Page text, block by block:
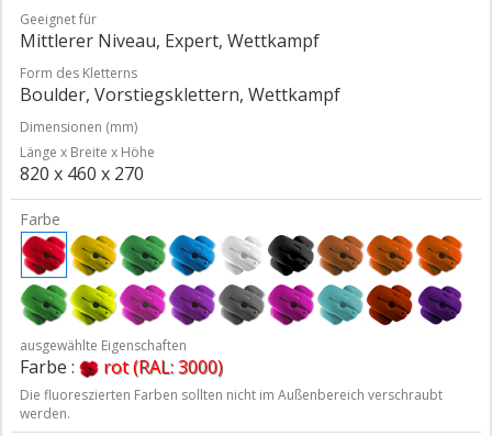
Geeignet für
Mittlerer Niveau, Expert, Wettkampf
Form des Kletterns
Boulder, Vorstiegsklettern, Wettkampf
Dimensionen (mm)
Länge x Breite x Höhe
820 x 460 x 270
Farbe
ausgewählte Eigenschaften
Farbe : rot (RAL: 3000)
Die fluoreszierten Farben sollten nicht im Außenbereich verschraubt
werden.